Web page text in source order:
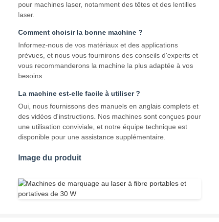
pour machines laser, notamment des têtes et des lentilles
laser.
Comment choisir la bonne machine ?
Informez-nous de vos matériaux et des applications
prévues, et nous vous fournirons des conseils d'experts et
vous recommanderons la machine la plus adaptée à vos
besoins.
La machine est-elle facile à utiliser ?
Oui, nous fournissons des manuels en anglais complets et
des vidéos d'instructions. Nos machines sont conçues pour
une utilisation conviviale, et notre équipe technique est
disponible pour une assistance supplémentaire.
Image du produit